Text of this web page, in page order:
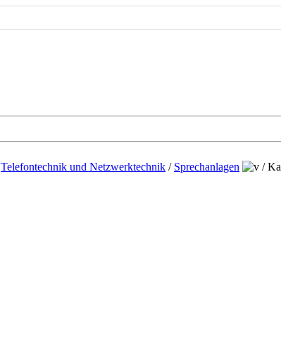
Telefontechnik und Netzwerktechnik / Sprechanlagen /